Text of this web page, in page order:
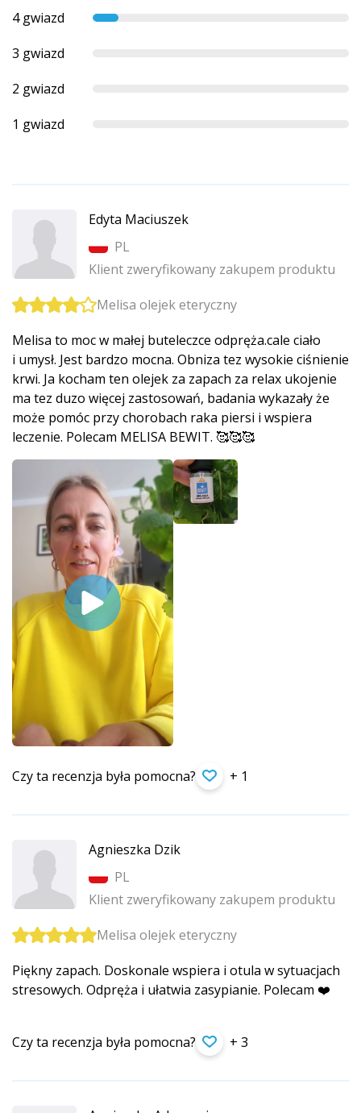
4 gwiazd
3 gwiazd
2 gwiazd
1 gwiazd
Edyta Maciuszek
PL
Klient zweryfikowany zakupem produktu
Melisa olejek eteryczny
Melisa to moc w małej buteleczce odpręża.cale ciało
i umysł. Jest bardzo mocna. Obniza tez wysokie ciśnienie
krwi. Ja kocham ten olejek za zapach za relax ukojenie
ma tez duzo więcej zastosowań, badania wykazały że
może pomóc przy chorobach raka piersi i wspiera
leczenie. Polecam MELISA BEWIT. 🥰🥰🥰
Czy ta recenzja była pomocna? + 1
Agnieszka Dzik
PL
Klient zweryfikowany zakupem produktu
Melisa olejek eteryczny
Piękny zapach. Doskonale wspiera i otula w sytuacjach
stresowych. Odpręża i ułatwia zasypianie. Polecam ❤️
Czy ta recenzja była pomocna? + 3